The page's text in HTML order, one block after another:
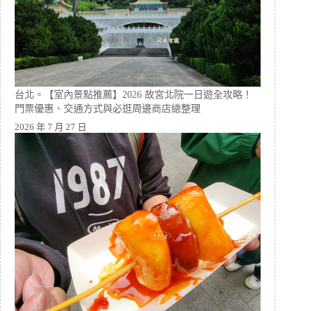
台北。【室內景點推薦】2026 故宮北院一日遊全攻略！
門票優惠、交通方式與必逛周邊商店總整理
2026 年 7 月 27 日